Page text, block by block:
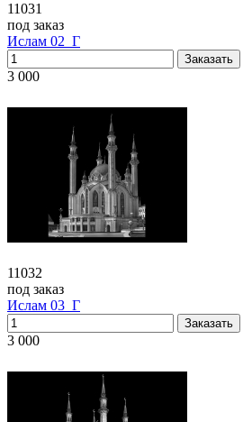
11031
под заказ
Ислам 02_Г
3 000
11032
под заказ
Ислам 03_Г
3 000